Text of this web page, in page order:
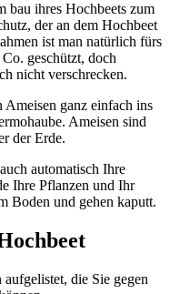
bau ihres Hochbeets zum
der an dem Hochbeet
ist man natürlich fürs
geschützt, doch
nicht verschrecken.
ganz einfach ins
Ameisen sind
der Erde.
automatisch Ihre
Ihre Pflanzen und Ihr
Boden und gehen kaputt.
die Sie gegen